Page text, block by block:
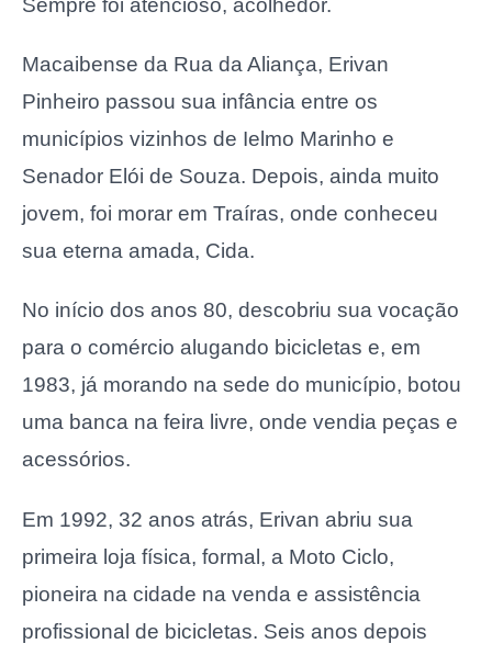
Macaibense da Rua da Aliança, Erivan
Pinheiro passou sua infância entre os
municípios vizinhos de Ielmo Marinho e
Senador Elói de Souza. Depois, ainda muito
jovem, foi morar em Traíras, onde conheceu
sua eterna amada, Cida.
No início dos anos 80, descobriu sua vocação
para o comércio alugando bicicletas e, em
1983, já morando na sede do município, botou
uma banca na feira livre, onde vendia peças e
acessórios.
Em 1992, 32 anos atrás, Erivan abriu sua
primeira loja física, formal, a Moto Ciclo,
pioneira na cidade na venda e assistência
profissional de bicicletas. Seis anos depois